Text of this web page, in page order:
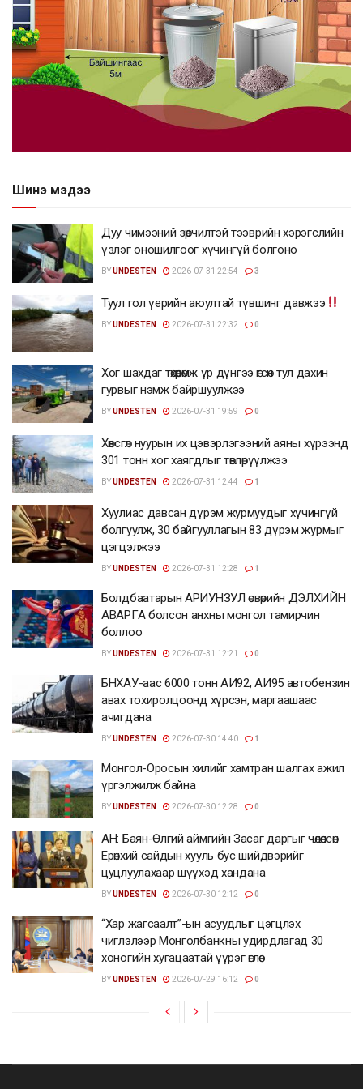
Шинэ мэдээ
Дуу чимээний зөрчилтэй тээврийн хэрэгслийн
үзлэг оношилгоог хүчингүй болгоно
BYUNDESTEN 2026-07-31 22:54 3
Туул гол үерийн аюултай түвшинг давжээ
BYUNDESTEN 2026-07-31 22:32 0
Хог шахдаг төхөөрөмж үр дүнгээ өгсөн тул дахин
гурвыг нэмж байршуулжээ
BYUNDESTEN 2026-07-31 19:59 0
Хөвсгөл нуурын их цэвэрлэгээний аяны хүрээнд
301 тонн хог хаягдлыг төвлөрүүлжээ
BYUNDESTEN 2026-07-31 12:44 1
Хуулиас давсан дүрэм журмуудыг хүчингүй
болгуулж, 30 байгууллагын 83 дүрэм журмыг
цэгцэлжээ
BYUNDESTEN 2026-07-31 12:28 1
Болдбаатарын АРИУНЗУЛ өсвөрийн ДЭЛХИЙН
АВАРГА болсон анхны монгол тамирчин
боллоо
BYUNDESTEN 2026-07-31 12:21 0
БНХАУ-аас 6000 тонн АИ92, АИ95 автобензин
авах тохиролцоонд хүрсэн, маргаашаас
ачигдана
BYUNDESTEN 2026-07-30 14:40 1
Монгол-Оросын хилийг хамтран шалгах ажил
үргэлжилж байна
BYUNDESTEN 2026-07-30 12:28 0
АН: Баян-Өлгий аймгийн Засаг даргыг чөлөөлсөн
Ерөнхий сайдын хууль бус шийдвэрийг
цуцлуулахаар шүүхэд хандана
BYUNDESTEN 2026-07-30 12:12 0
“Хар жагсаалт”-ын асуудлыг цэгцлэх
чиглэлээр Монголбанкны удирдлагад 30
хоногийн хугацаатай үүрэг өглөө
BYUNDESTEN 2026-07-29 16:12 0